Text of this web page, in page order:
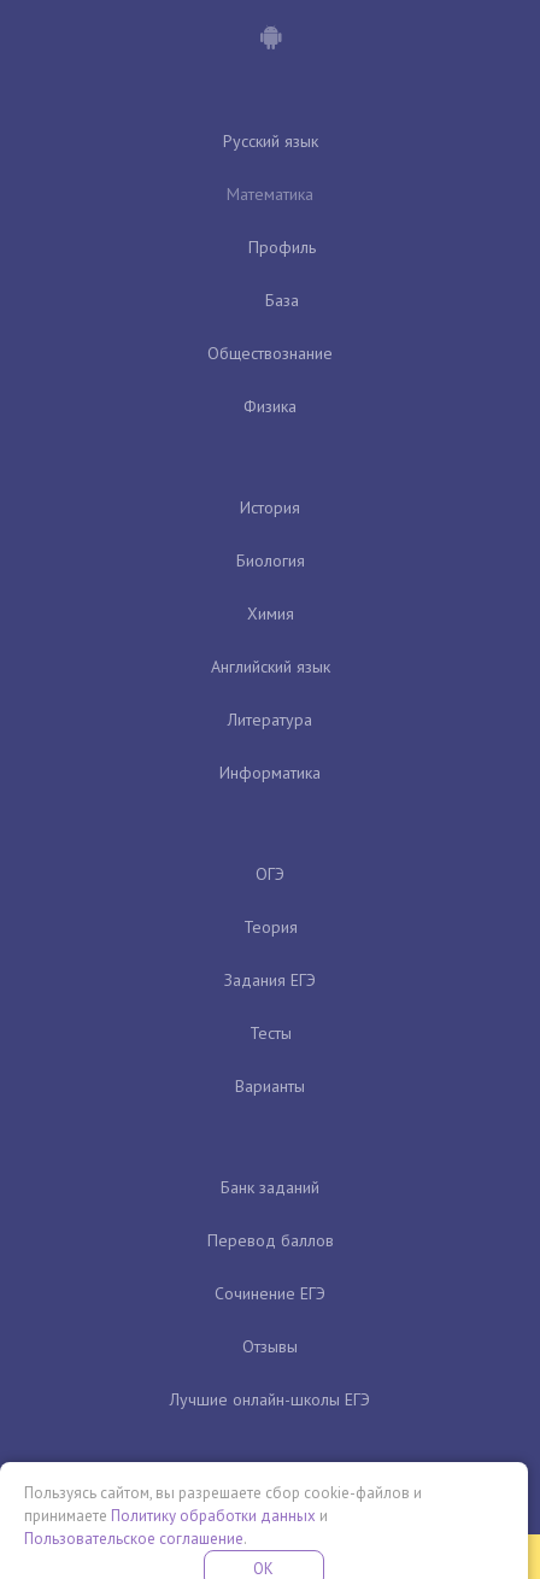
Русский язык
Математика
Профиль
База
Обществознание
Физика
История
Биология
Химия
Английский язык
Литература
Информатика
ОГЭ
Теория
Задания ЕГЭ
Тесты
Варианты
Банк заданий
Перевод баллов
Сочинение ЕГЭ
Отзывы
Лучшие онлайн-школы ЕГЭ
Бесплатная летняя школа
Пользуясь сайтом, вы разрешаете сбор cookie-файлов и
принимаете Политику обработки данных и
Пользовательское соглашение.
OK